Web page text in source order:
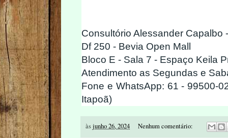
Consultório Alessander Capalbo
Df 250 - Bevia Open Mall
Bloco E - Sala 7 - Espaço Keila
Atendimento as Segundas e
Fone e WhatsApp: 61 - 99500-
Itapoã)
àsjunho 26, 2024 Nenhum comentário: